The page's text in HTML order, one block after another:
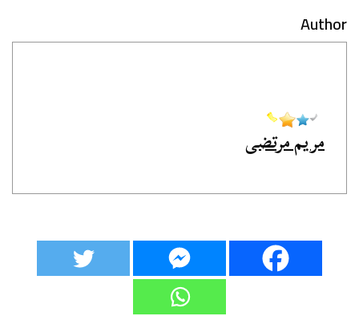
Author
مريم مرتضى